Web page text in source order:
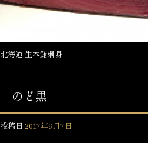
北海道 生本鮪刺身
のど黒
投稿日 2017年9月7日